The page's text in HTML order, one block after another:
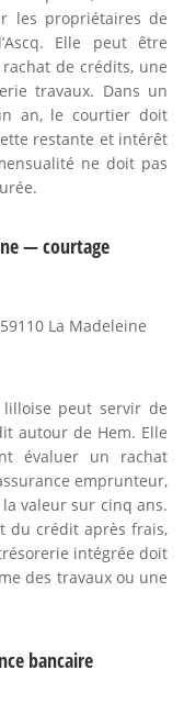
les propriétaires de
Elle peut être
de crédits, une
travaux. Dans un
an, le courtier doit
restante et intérêt
ne doit pas
— courtage
La Madeleine
peut servir de
autour de Hem. Elle
évaluer un rachat
emprunteur,
valeur sur cinq ans.
du crédit après frais,
intégrée doit
des travaux ou une
bancaire